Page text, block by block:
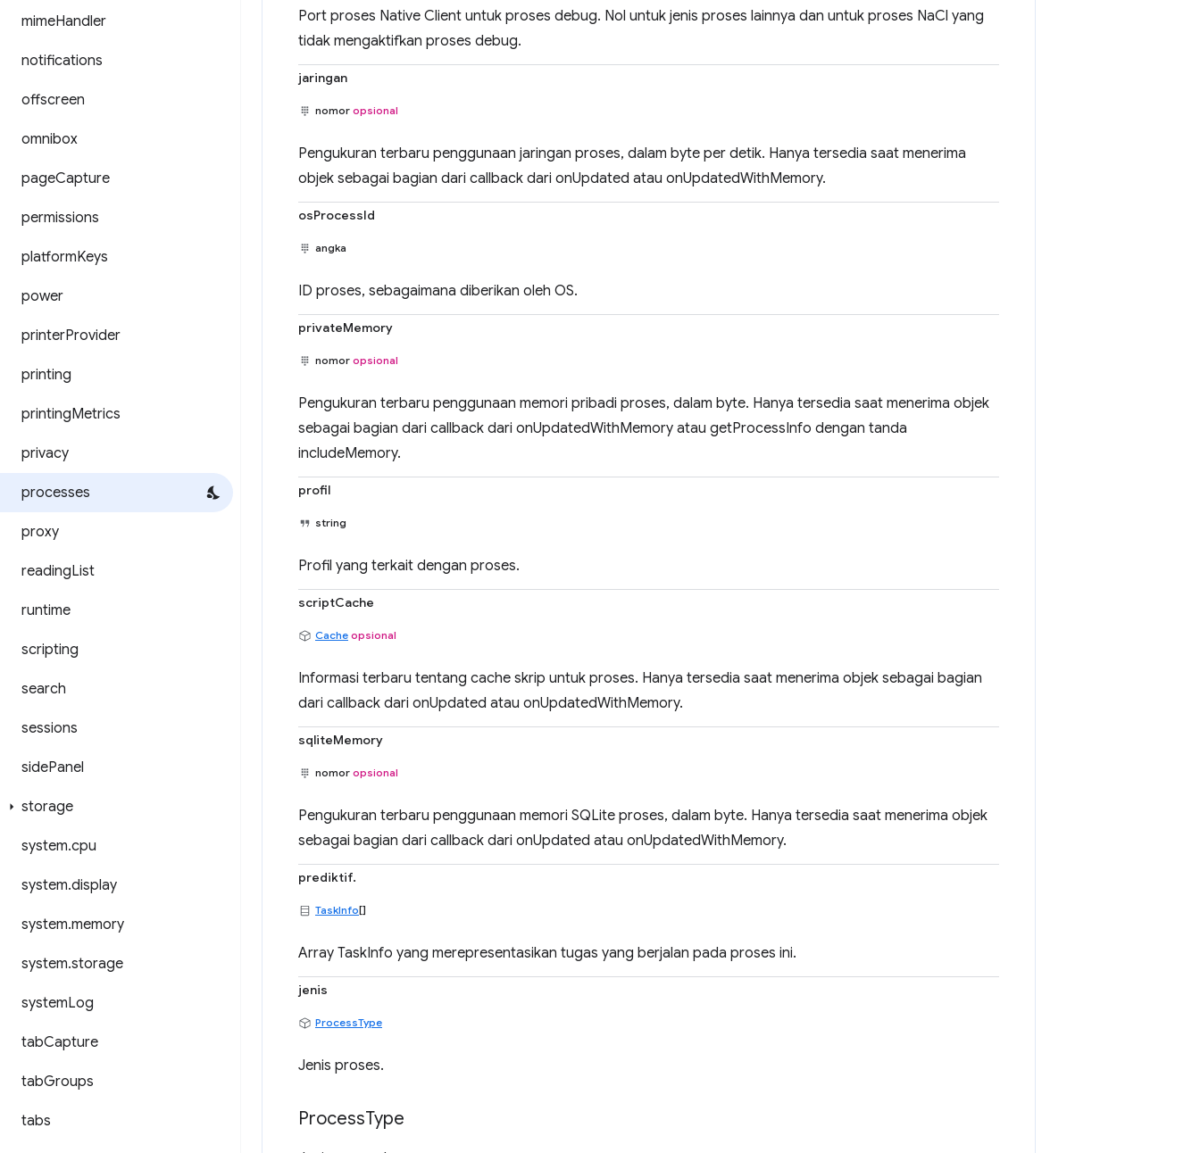
mimeHandler
notifications
offscreen
omnibox
pageCapture
permissions
platformKeys
power
printerProvider
printing
printingMetrics
privacy
processes
proxy
readingList
runtime
scripting
search
sessions
sidePanel
storage
system.cpu
system.display
system.memory
system.storage
systemLog
tabCapture
tabGroups
tabs
Port proses Native Client untuk proses debug. Nol untuk jenis proses lainnya dan untuk proses NaCl yang
tidak mengaktifkan proses debug.
jaringan
nomor opsional
Pengukuran terbaru penggunaan jaringan proses, dalam byte per detik. Hanya tersedia saat menerima
objek sebagai bagian dari callback dari onUpdated atau onUpdatedWithMemory.
osProcessId
angka
ID proses, sebagaimana diberikan oleh OS.
privateMemory
nomor opsional
Pengukuran terbaru penggunaan memori pribadi proses, dalam byte. Hanya tersedia saat menerima objek
sebagai bagian dari callback dari onUpdatedWithMemory atau getProcessInfo dengan tanda
includeMemory.
profil
string
Profil yang terkait dengan proses.
scriptCache
Cache opsional
Informasi terbaru tentang cache skrip untuk proses. Hanya tersedia saat menerima objek sebagai bagian
dari callback dari onUpdated atau onUpdatedWithMemory.
sqliteMemory
nomor opsional
Pengukuran terbaru penggunaan memori SQLite proses, dalam byte. Hanya tersedia saat menerima objek
sebagai bagian dari callback dari onUpdated atau onUpdatedWithMemory.
prediktif.
TaskInfo[]
Array TaskInfo yang merepresentasikan tugas yang berjalan pada proses ini.
jenis
ProcessType
Jenis proses.
ProcessType